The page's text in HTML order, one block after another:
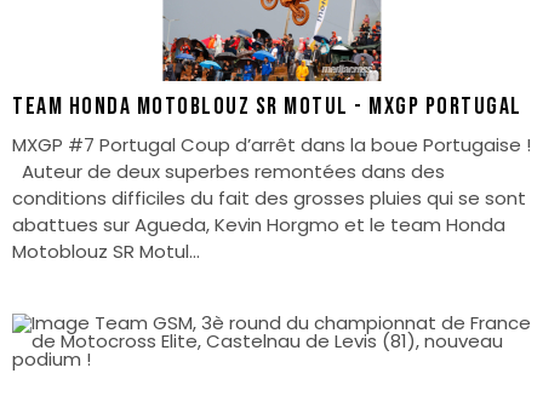
TEAM HONDA MOTOBLOUZ SR MOTUL - MXGP PORTUGAL
MXGP #7 Portugal Coup d’arrêt dans la boue Portugaise !
Auteur de deux superbes remontées dans des
conditions difficiles du fait des grosses pluies qui se sont
abattues sur Agueda, Kevin Horgmo et le team Honda
Motoblouz SR Motul...